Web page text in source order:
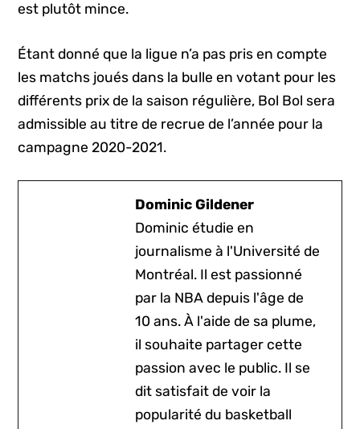
est plutôt mince.
Étant donné que la ligue n’a pas pris en compte
les matchs joués dans la bulle en votant pour les
différents prix de la saison régulière, Bol Bol sera
admissible au titre de recrue de l’année pour la
campagne 2020-2021.
Dominic Gildener
Dominic étudie en
journalisme à l'Université de
Montréal. Il est passionné
par la NBA depuis l'âge de
10 ans. À l'aide de sa plume,
il souhaite partager cette
passion avec le public. Il se
dit satisfait de voir la
popularité du basketball